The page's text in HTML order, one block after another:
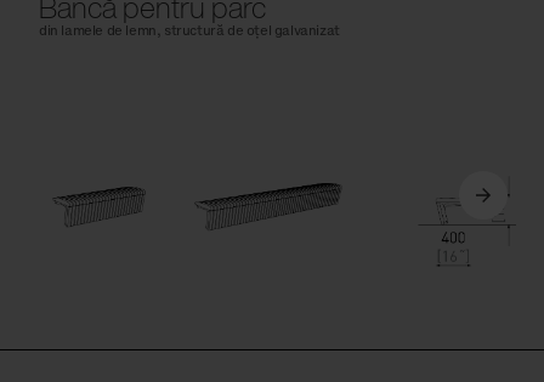
din lamele de lemn, structură de oțel galvanizat